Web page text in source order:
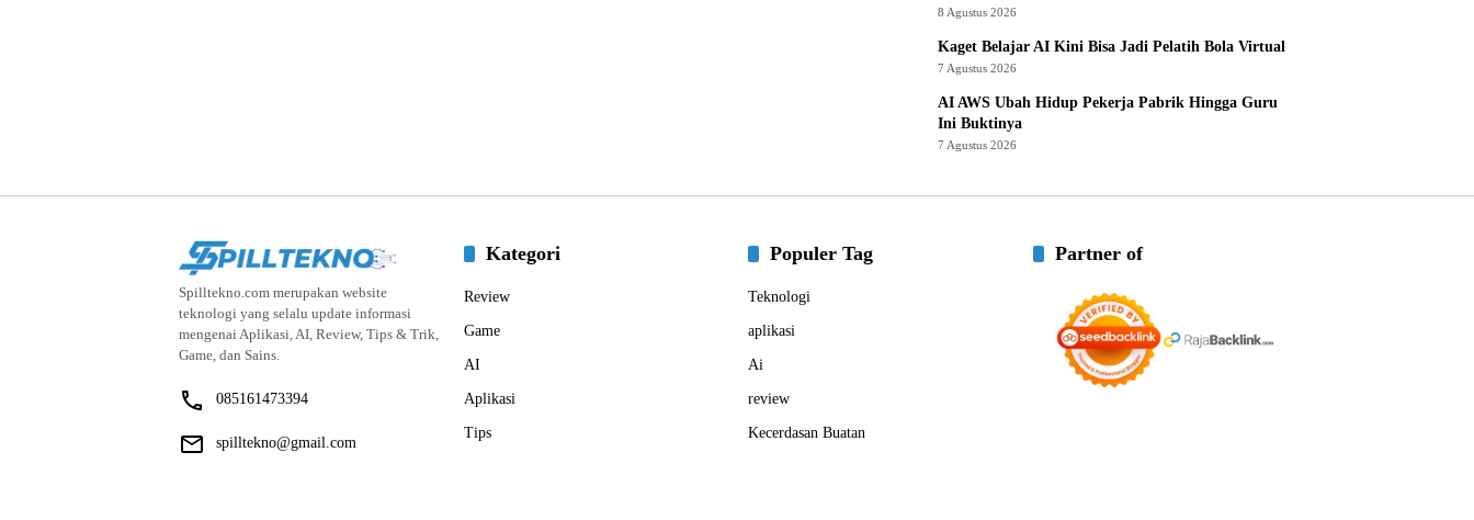
8 Agustus 2026
Kaget Belajar AI Kini Bisa Jadi Pelatih Bola Virtual
7 Agustus 2026
AI AWS Ubah Hidup Pekerja Pabrik Hingga Guru
Ini Buktinya
7 Agustus 2026
Spilltekno.com merupakan website
teknologi yang selalu update informasi
mengenai Aplikasi, AI, Review, Tips & Trik,
Game, dan Sains.
085161473394
spilltekno@gmail.com
Kategori
Review
Game
AI
Aplikasi
Tips
Populer Tag
Teknologi
aplikasi
Ai
review
Kecerdasan Buatan
Partner of